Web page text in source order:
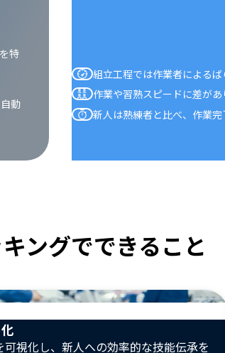
特
動
組立工程では作業者による
作業や習熟スピードに差が
新人は熟練者と比べ、作業
ングでできること
視化し、新人への効率的な技能伝承を